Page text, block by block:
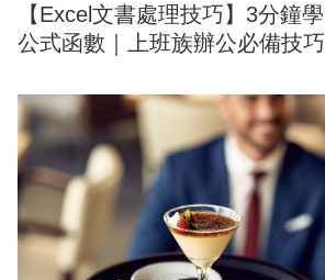
【Excel文書處理技巧】3分鐘
公式函數｜上班族辦公必備技巧